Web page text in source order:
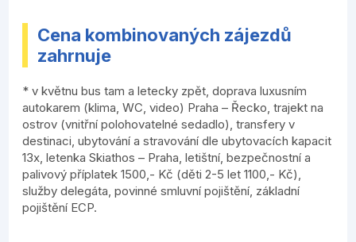
Cena kombinovaných zájezdů
zahrnuje
* v květnu bus tam a letecky zpět, doprava luxusním
autokarem (klima, WC, video) Praha – Řecko, trajekt na
ostrov (vnitřní polohovatelné sedadlo), transfery v
destinaci, ubytování a stravování dle ubytovacích kapacit
13x, letenka Skiathos – Praha, letištní, bezpečnostní a
palivový příplatek 1500,- Kč (děti 2-5 let 1100,- Kč),
služby delegáta, povinné smluvní pojištění, základní
pojištění ECP.